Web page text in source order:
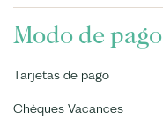
Modo de pago
Tarjetas de pago
Chèques Vacances